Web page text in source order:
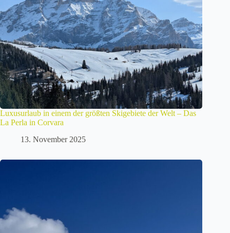
Luxusurlaub in einem der größten Skigebiete der Welt – Das
La Perla in Corvara
13. November 2025